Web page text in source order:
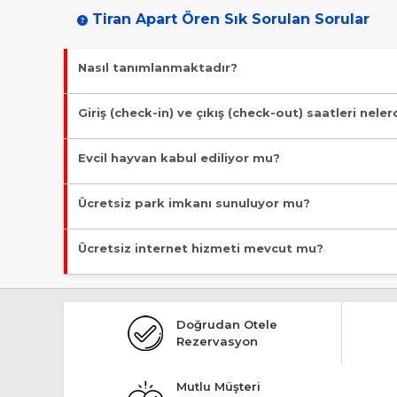
Tiran Apart Ören Sık Sorulan Sorular
Nasıl tanımlanmaktadır?
Tesis Apart Otel statüsündedir. Öne çıkan özellikleri "Evcil
Giriş (check-in) ve çıkış (check-out) saatleri
Giriş en erken 11:30, çıkış en geç 12:30 saatindedir.
Evcil hayvan kabul ediliyor mu?
Evet, evcil hayvan kabul ediliyor.
Ücretsiz park imkanı sunuluyor mu?
Evet, ücretsiz park imkanı mevcut.
Ücretsiz internet hizmeti mevcut mu?
Evet, ücretsiz internet hizmeti sunuluyor.
Doğrudan Otele
Rezervasyon
Mutlu Müşteri